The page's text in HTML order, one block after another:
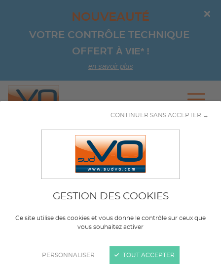
GESTION DES COOKIES
Ce site utilise des cookies et vous donne le contrôle sur ceux que
vous souhaitez activer
PERSONNALISER
CONTINUER SANS ACCEPTER →
TOUT ACCEPTER
NOUVEAUTÉ
VOTRE CONTRÔLE TECHNIQUE
OFFERT À VIE*!
en savoir plus
Aller au contenu